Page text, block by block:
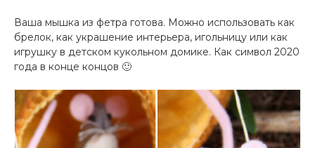
Ваша мышка из фетра готова. Можно использовать как
брелок, как украшение интерьера, игольницу или как
игрушку в детском кукольном домике. Как символ 2020
года в конце концов 🙂